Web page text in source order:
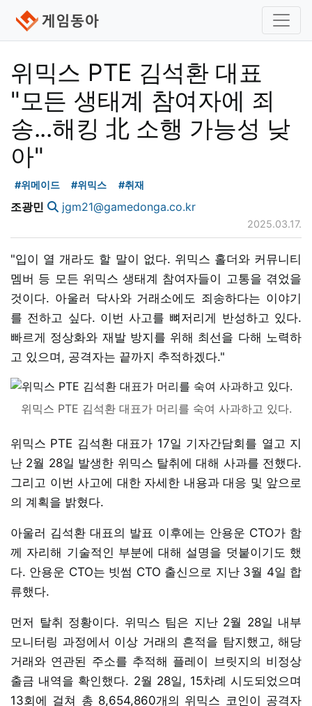
위믹스 PTE 김석환 대표
"모든 생태계 참여자에 죄
송...해킹 北 소행 가능성 낮
아"
#위메이드 #위믹스 #취재
조광민 jgm21@gamedonga.co.kr
2025.03.17.
"입이 열 개라도 할 말이 없다. 위믹스 홀더와 커뮤니티
멤버 등 모든 위믹스 생태계 참여자들이 고통을 겪었을
것이다. 아울러 닥사와 거래소에도 죄송하다는 이야기
를 전하고 싶다. 이번 사고를 뼈저리게 반성하고 있다.
빠르게 정상화와 재발 방지를 위해 최선을 다해 노력하
고 있으며, 공격자는 끝까지 추적하겠다."
위믹스 PTE 김석환 대표가 머리를 숙여 사과하고 있다.
위믹스 PTE 김석환 대표가 17일 기자간담회를 열고 지
난 2월 28일 발생한 위믹스 탈취에 대해 사과를 전했다.
그리고 이번 사고에 대한 자세한 내용과 대응 및 앞으로
의 계획을 밝혔다.
아울러 김석환 대표의 발표 이후에는 안용운 CTO가 함
께 자리해 기술적인 부분에 대해 설명을 덧붙이기도 했
다. 안용운 CTO는 빗썸 CTO 출신으로 지난 3월 4일 합
류했다.
먼저 탈취 정황이다. 위믹스 팀은 지난 2월 28일 내부
모니터링 과정에서 이상 거래의 흔적을 탐지했고, 해당
거래와 연관된 주소를 추적해 플레이 브릿지의 비정상
출금 내역을 확인했다. 2월 28일, 15차례 시도되었으며
13회에 걸쳐 총 8,654,860개의 위믹스 코인이 공격자